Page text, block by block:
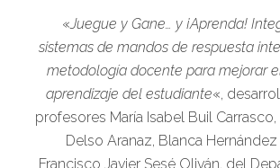
«Juegue y Gane… y ¡Aprenda!
sistemas de mandos de respuesta
metodología docente para mejorar
aprendizaje del estudiante«,
profesores María Isabel Buil
Delso Aranaz, Blanca
Francisco Javier Sesé Oliván, del